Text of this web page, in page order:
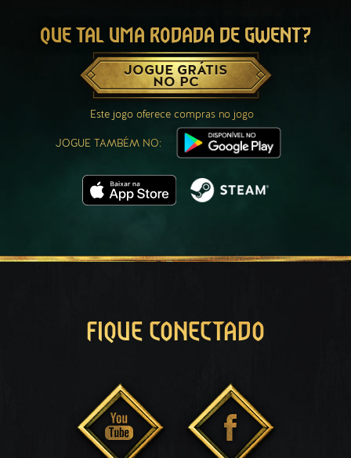
QUE TAL UMA RODADA DE GWENT?
JOGUE GRÁTIS
NO PC
Este jogo oferece compras no jogo
JOGUE TAMBÉM NO:
FIQUE CONECTADO